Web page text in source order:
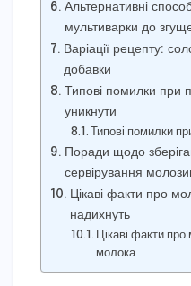
Альтернативні
мультиварки до
Варіації рецепту:
добавки
Типові помилки при
уникнути
Типові помилки
Поради щодо
сервірування
Цікаві факти про
надихнуть
Цікаві факти про
молока